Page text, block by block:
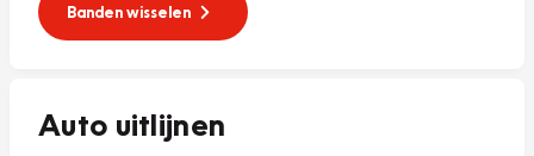
Banden wisselen
Auto uitlijnen